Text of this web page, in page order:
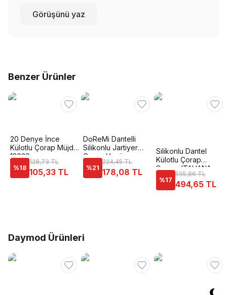
Görüşünü yaz
Benzer Ürünler
20 Denye İnce
Külotlu Çorap Müjde
12020
%18
128,73 TL
105,33 TL
DoReMi Dantelli
Silikonlu Jartiyer
Çorap Venüs
%21
224,45 TL
178,08 TL
Silikonlu Dantel
Külotlu Çorap
Somon ITALIANA
1836
%17
595,86 TL
494,65 TL
Daymod Ürünleri